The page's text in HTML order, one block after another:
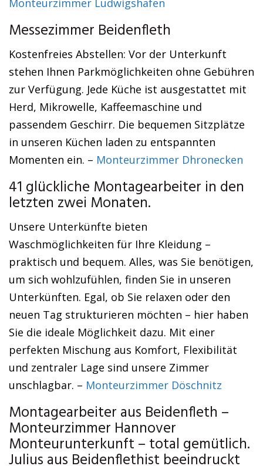
Monteurzimmer Ludwigshafen
Messezimmer Beidenfleth
Kostenfreies Abstellen: Vor der Unterkunft
stehen Ihnen Parkmöglichkeiten ohne Gebühren
zur Verfügung. Jede Küche ist ausgestattet mit
Herd, Mikrowelle, Kaffeemaschine und
passendem Geschirr. Die bequemen Sitzplätze
in unseren Küchen laden zu entspannten
Momenten ein. – Monteurzimmer Dhronecken
41 glückliche Montagearbeiter in den
letzten zwei Monaten.
Unsere Unterkünfte bieten
Waschmöglichkeiten für Ihre Kleidung –
praktisch und bequem. Alles, was Sie benötigen,
um sich wohlzufühlen, finden Sie in unseren
Unterkünften. Egal, ob Sie relaxen oder den
neuen Tag strukturieren möchten – hier haben
Sie die ideale Möglichkeit dazu. Mit einer
perfekten Mischung aus Komfort, Flexibilität
und zentraler Lage sind unsere Zimmer
unschlagbar. – Monteurzimmer Döschnitz
Montagearbeiter aus Beidenfleth –
Monteurzimmer Hannover
Monteurunterkunft – total gemütlich.
Julius aus Beidenflethist beeindruckt